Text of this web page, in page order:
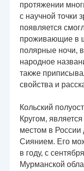
протяжении
с научной точки
появляется
проживающие в
полярные ночи,
народное
также
свойства и
Кольский
Кругом,
местом в
Сиянием. Его
в году, с
Мурманской